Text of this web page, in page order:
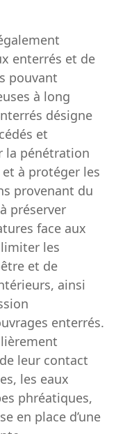
enterrés et de
pouvant
à long
désigne
et
la pénétration
et à protéger les
provenant du
préserver
face aux
les
et de
ainsi
enterrés.
leur contact
les eaux
phréatiques,
en place d’une